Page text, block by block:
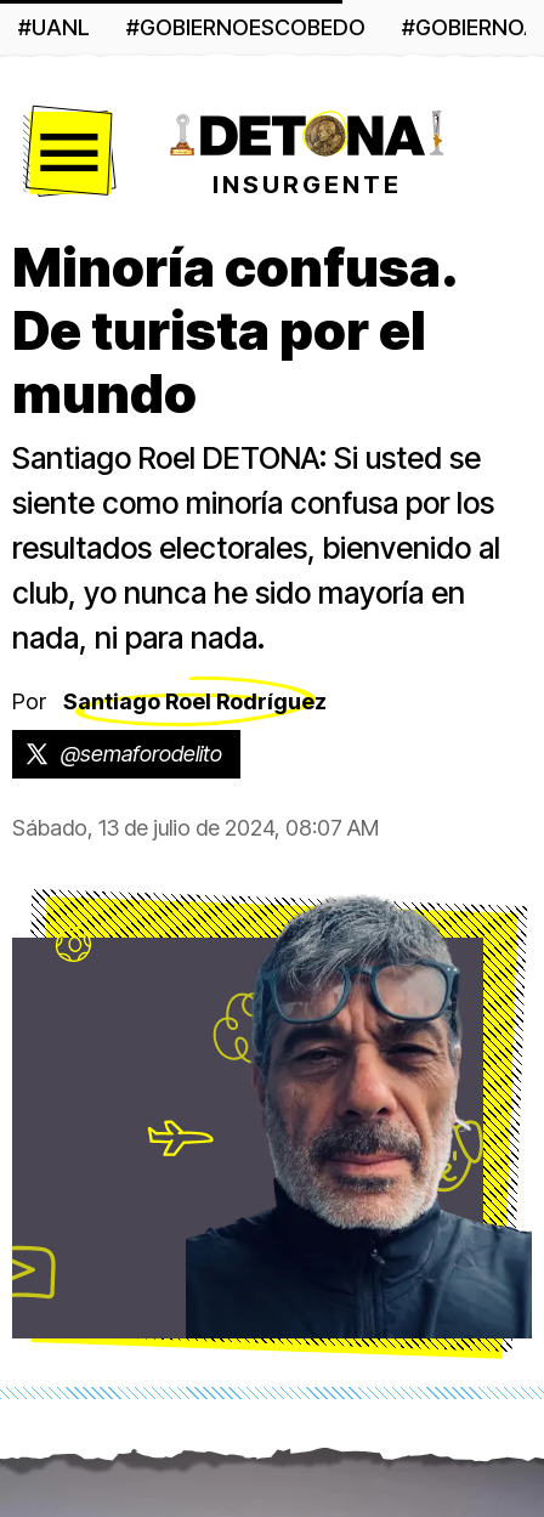
#UANL #GOBIERNOESCOBEDO
INSURGENTE
Minoría confusa.
De turista por el
mundo
Santiago Roel DETONA: Si usted se
siente como minoría confusa por los
resultados electorales, bienvenido al
club, yo nunca he sido mayoría en
nada, ni para nada.
Por Santiago Roel Rodríguez
@semaforodelito
Sábado, 13 de julio de 2024, 08:07 AM